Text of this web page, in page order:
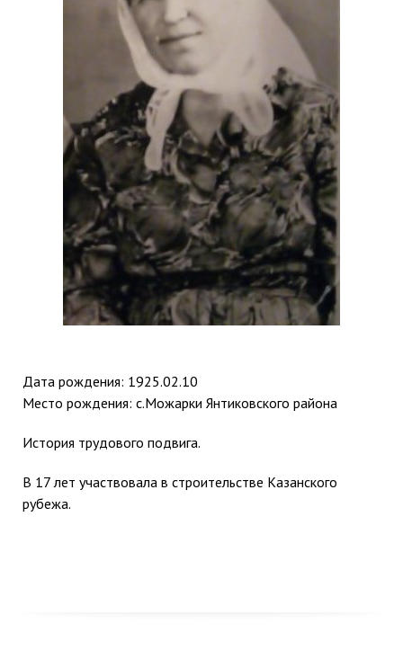
Дата рождения: 1925.02.10
Место рождения: с.Можарки Янтиковского района
История трудового подвига.
В 17 лет участвовала в строительстве Казанского
рубежа.